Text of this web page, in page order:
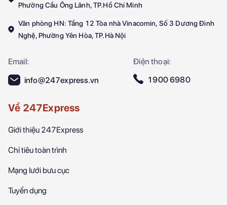
Phường Cầu Ông Lãnh, TP.Hồ Chí Minh
Văn phòng HN: Tầng 12 Tòa nhà Vinacomin, Số 3 Dương Đình
Nghệ, Phường Yên Hòa, TP.Hà Nội
Email:
Điện thoại:
info@247express.vn
1900 6980
Về 247Express
Giới thiệu 247Express
Chỉ tiêu toàn trình
Mạng lưới bưu cục
Tuyển dụng